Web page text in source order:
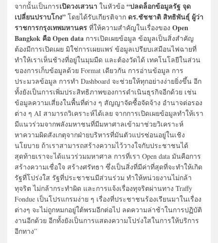
จากนั้นเป็นการเปิดวงเสวนา ในหัวข้อ “ปลดล็อกข้อมูลรัฐ จุด
เปลี่ยนปราบโกง” โดยได้รับเกียรติจาก ดร.ชัชชาติ สิทธิพันธุ์ ผู้ว่า
ราชการกรุงเทพมหานคร ที่ให้ความสำคัญในเรื่องของ Open
Bangkok คือ Open data การเปิดเผยข้อมูล ข้อมูลเป็นสิ่งสำคัญ
ต้องมีการเปิดเผย มิใช่การเผยแพร่ ข้อมูลเปรียบเสมือนไฟฉายที่
ทำให้เราเห็นช้างที่อยู่ในมุมมืด และต้องวัดได้ เทคโนโลยีในส่วน
ของการเก็บข้อมูลด้วย Format เดียวกัน การอ่านข้อมูล การ
ประมวลข้อมูล การทำ Dashboard จะช่วยให้ทุกอย่างง่ายยิ่งขึ้น อีก
ทั้งยังเป็นการเพิ่มประสิทธิภาพของการดำเนินธุรกิจอีกด้วย เช่น
ข้อมูลความเสี่ยงในพื้นที่ต่าง ๆ สัญญาจัดซื้อจัดจ้าง อำนาจต่อรอง
ต่าง ๆ AI สามารถวิเคราะห์ได้เลย จากการเปิดเผยข้อมูลทำให้เรา
มีแนวร่วมจากพลังมหาชนที่มีมหาศาลเข้ามาช่วยวิเคราะห์
หาความผิดสังเกตุจากฝ่ายบริหารที่มันตัวแปรซ่อนอยู่ในเชิง
นโยบาย ถ้าเราสามารถสร้างความไว้วางใจกับประชาชนได้
สุดท้ายเราจะได้แนวร่วมมหาศาล การที่เรา Open data มันคือการ
สร้างความเชื่อใจ สร้างศรัทธา ซึ่งเป็นสิ่งที่มีค่าที่สุดที่จะทำให้เกิด
รัฐที่โปร่งใส รัฐที่ประชาชนมีส่วนร่วม ทำให้หน่วยงานไม่กล้า
ทุจริต ไม่กล้ากระทำผิด และการแจ้งเรื่องทุจริตผ่านทาง Traffy
Fondue เป็นโปรแกรมง่าย ๆ เรื่องที่ประชาชนร้องเรียนมาในเรื่อง
ต่างๆ จะไม่ถูกหมกอยู่ใต้พรมอีกต่อไป ลดความล่าช้าในการปฏิบัติ
งานอีกด้วย อีกทั้งยังเป็นการแสดงความโปร่งใสในการให้บริการ
อีกทาง”